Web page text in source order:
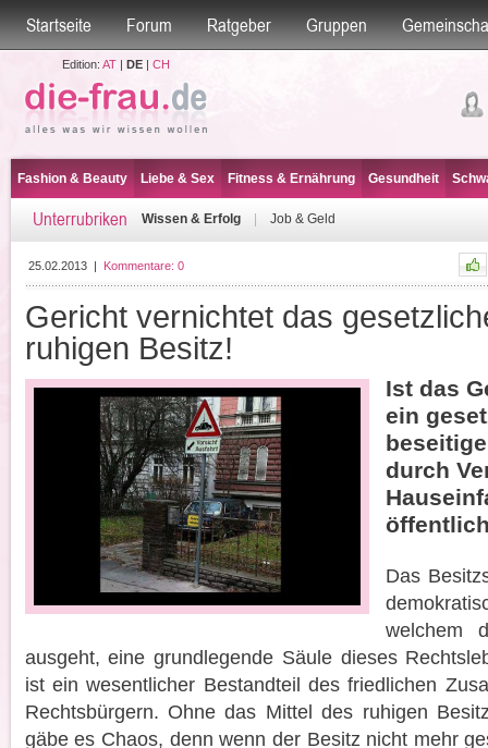
Startseite Forum Ratgeber Gruppen
Edition: AT| DE| CH
Fashion & Beauty Liebe & Sex Fitness & Ernährung Gesundheit
Unterrubriken Wissen & Erfolg Job & Geld
25.02.2013| Kommentare: 0
Gericht vernichtet das
ruhigen Besitz!
Ist das
ein
durch
Das
welchem
ausgeht, eine grundlegende Säule dieses
ist ein wesentlicher Bestandteil des friedlichen
Rechtsbürgern. Ohne das Mittel des ruhigen
gäbe es Chaos, denn wenn der Besitz nicht mehr